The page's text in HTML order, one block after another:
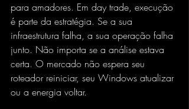
para amadores. Em day trade, execução
é parte da estratégia. Se a sua
infraestrutura falha, a sua operação falha
junto. Não importa se a análise estava
certa. O mercado não espera seu
roteador reiniciar, seu Windows atualizar
ou a energia voltar.